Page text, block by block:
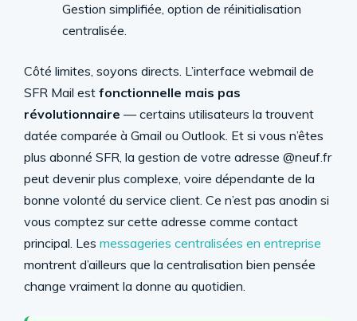
Gestion simplifiée, option de réinitialisation
centralisée.
Côté limites, soyons directs. L’interface webmail de
SFR Mail est fonctionnelle mais pas
révolutionnaire — certains utilisateurs la trouvent
datée comparée à Gmail ou Outlook. Et si vous n’êtes
plus abonné SFR, la gestion de votre adresse @neuf.fr
peut devenir plus complexe, voire dépendante de la
bonne volonté du service client. Ce n’est pas anodin si
vous comptez sur cette adresse comme contact
principal. Les messageries centralisées en entreprise
montrent d’ailleurs que la centralisation bien pensée
change vraiment la donne au quotidien.